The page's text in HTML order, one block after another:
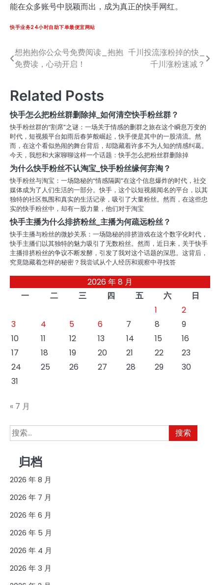
能在众多账号中脱颖而出，成为真正的快手网红。
快手业务24小时自助下单最便宜网站
文
章
导
航
想抱抱你公众号免费阅读_抱抱
免费读，心动开启！
千川投流涨粉掉的快_
千川涨粉速减？
Related Posts
快手怎么把粉丝群删除掉_如何清空快手粉丝群？
快手粉丝群的“割席”之谜：一场关于情感的删群之旅在这个瞬息万变的
时代，短视频平台如雨后春笋般崛起，快手便是其中的一股清流。然
而，在这个看似热闹的舞台背后，却隐藏着许多不为人知的情感纠葛。
今天，我想和大家聊聊这样一个话题：快手怎么把粉丝群删除掉
为什么快手粉丝不认淘宝_快手粉丝缘何弃淘？
快手粉丝与淘宝：一场隐秘的“情感隔阂”在这个信息爆炸的时代，社交
媒体成为了人们生活的一部分。快手，这个以短视频闻名的平台，以其
独特的社区氛围和真实的生活记录，吸引了大量粉丝。然而，在这些忠
实的快手粉丝中，却有一股力量，他们对于淘宝
快手主播为什么排挤粉丝_主播为何疏远粉丝？
快手主播与粉丝的微妙关系：一场隐秘的排挤游戏在这个数字化时代，
快手主播们以其独特的魅力吸引了无数粉丝。然而，近日来，关于快手
主播排挤粉丝的争议不断发酵，引发了我对这个话题的深思。这背后，
究竟隐藏着怎样的秘密？我尝试从个人经历和观察中寻找答
2026 年 8 月
一
二 三 四 五 六
日
1
2
3
4 5 6 7 8
9
10
11 12 13 14 15
16
17
18 19 20 21 22
23
24
25 26 27 28 29
30
31
« 7 月
搜
索：
归档
2026 年 8 月
2026 年 7 月
2026 年 6 月
2026 年 5 月
2026 年 4 月
2026 年 3 月